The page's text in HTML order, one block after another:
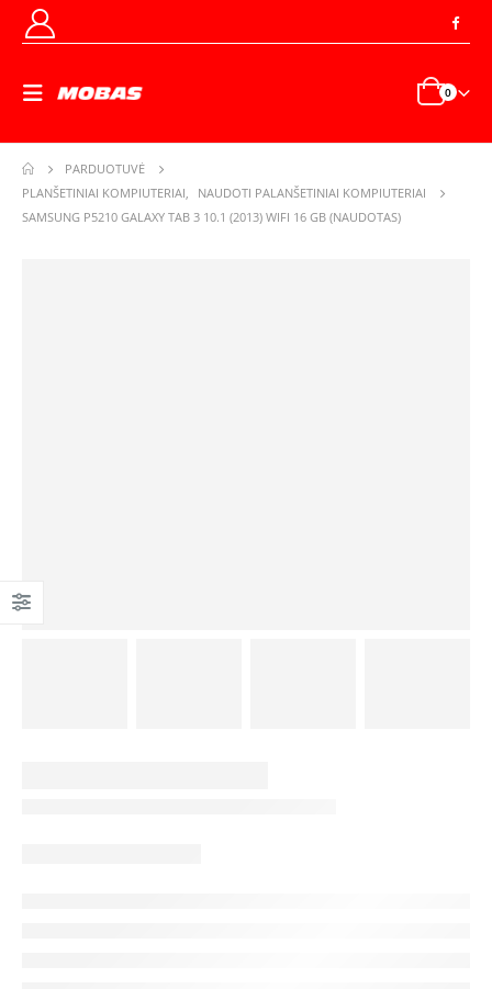
0
PARDUOTUVĖ
PLANŠETINIAI KOMPIUTERIAI,
NAUDOTI PALANŠETINIAI KOMPIUTERIAI
SAMSUNG P5210 GALAXY TAB 3 10.1 (2013) WIFI 16 GB (NAUDOTAS)